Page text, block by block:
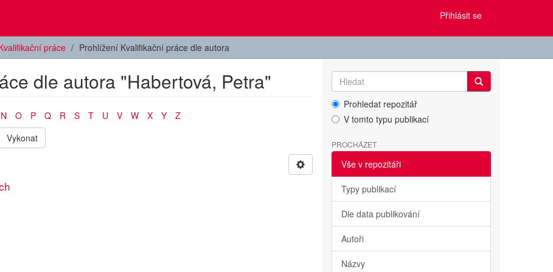
Přihlásit se
práce Prohlížení Kvalifikační práce dle autora
dle autora "Habertová, Petra"
N O P Q R S T U V W X Y
Z
Vykonat
Prohledat repozitář
V tomto typu publikací
PROCHÁZET
Vše v repozitáři
Typy publikací
Dle data publikování
Autoři
Názvy